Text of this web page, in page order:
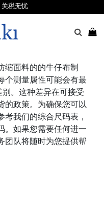
关税无忧
缩面料的的牛仔布制
个测量属性可能会有最
。这种差异在可接受
的政策。为确保您可以
我们的综合尺码表，
。如果您需要任何进一
团队将随时为您提供帮